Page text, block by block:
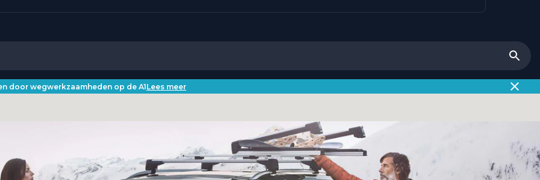
door wegwerkzaamheden op de A1Lees meer